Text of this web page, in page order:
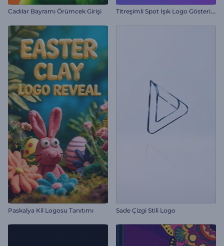
Cadılar Bayramı Örümcek Girişi T
itreşimli Spot Işık Logo Gösterimi
Paskalya Kil Logosu Tanıtımı Sade Çizgi Stili Logo